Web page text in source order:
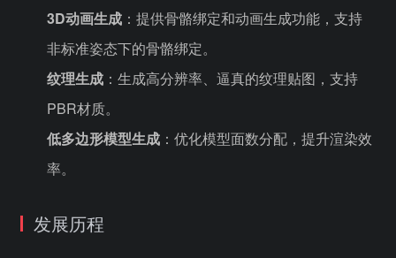
3D动画生成 ：提供骨骼绑定和动画生成功能，支持
非标准姿态下的骨骼绑定。
纹理生成 ：生成高分辨率、逼真的纹理贴图，支持
PBR材质。
低多边形模型生成 ：优化模型面数分配，提升渲染效
率。
发展历程